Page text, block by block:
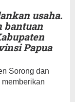
usaha.
bantuan
Papua
Sorong dan